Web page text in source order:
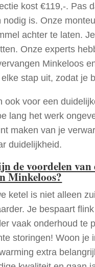
kost €119,-. Pas
nodig is. Onze
achter te laten.
Onze experts
Minkeloos
stap uit, zodat je
ook voor een
lang het werk
maken van je
duidelijkheid.
de voordelen van
Minkeloos?
ketel is niet alleen
Je bespaart
vaak onderhoud te
storingen! Woon je
extra